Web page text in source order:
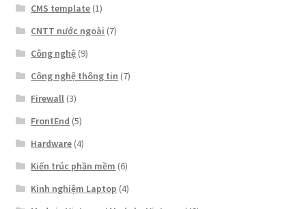
CMS template (1)
CNTT nước ngoài (7)
Công nghệ (9)
Công nghệ thông tin (7)
Firewall (3)
FrontEnd (5)
Hardware (4)
Kiến trúc phần mềm (6)
Kinh nghiệm Laptop (4)